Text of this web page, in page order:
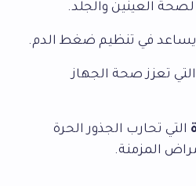
العينين والجلد.
يساعد في تنظيم ضغط الدم.
التي تعزز صحة الجهاز
التي تحارب الجذور الحرة
المزمنة.